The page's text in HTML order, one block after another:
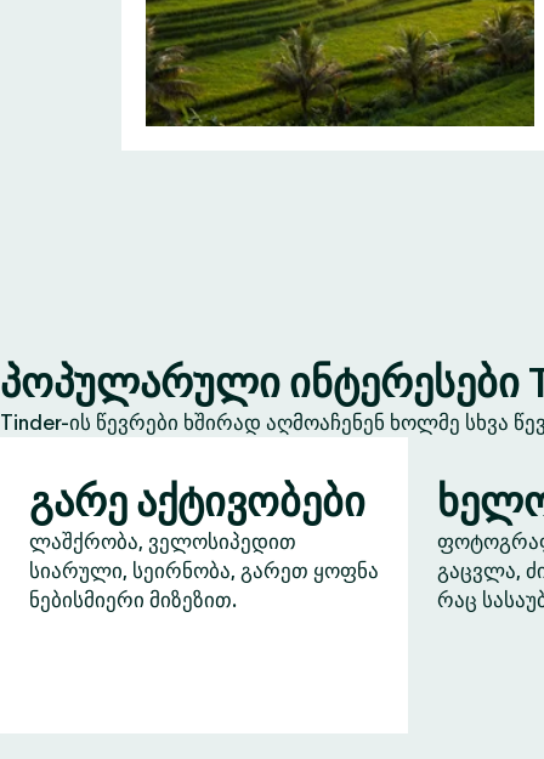
პოპულარული ინტერესები
Tinder-ის წევრები ხშირად აღმოაჩენენ ხოლმე სხვა
გარე აქტივობები
ლაშქრობა, ველოსიპედით
სიარული, სეირნობა, გარეთ ყოფნა
ნებისმიერი მიზეზით.
გაცვლა,
რაც